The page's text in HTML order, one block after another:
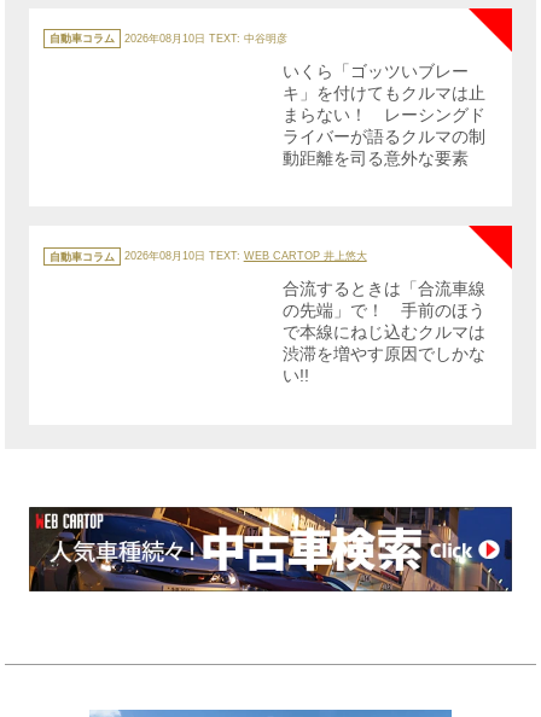
カ
テ
ゴ
自動車コラム 2026年08月10日 TEXT: 中谷明彦
いくら「ゴッツいブレー
キ」を付けてもクルマは止
まらない！ レーシングド
ライバーが語るクルマの制
動距離を司る意外な要素
テ
ゴ
自動車コラム 2026年08月10日 TEXT: WEB CARTOP 井上悠大
合流するときは「合流車線
の先端」で！ 手前のほう
で本線にねじ込むクルマは
渋滞を増やす原因でしかな
い!!